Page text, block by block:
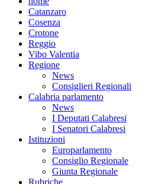
Catanzaro
Cosenza
Crotone
Reggio
Vibo Valentia
Regione
News
Consiglieri Regionali
Calabria parlamento
News
I Deputati Calabresi
I Senatori Calabresi
Istituzioni
Europarlamento
Consiglio Regionale
Giunta Regionale
Rubriche